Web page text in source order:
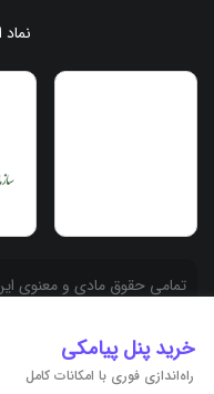
خرید پنل پیامکی
راه‌اندازی فوری با امکانات کامل
آسیا به شماره ثبت